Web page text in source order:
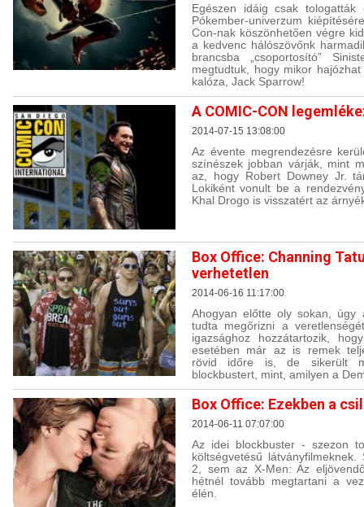
Egészen idáig csak
Pókember-univerzum
Con-nak köszönhetően végre
a kedvenc hálószövőnk
brancsba „csoportosító”
megtudtuk, hogy mikor
kalóza, Jack Sparrow!
A COMIC-CON
2014-07-15 13:08:00
Az évente megrendezésre
színészek jobban várják, mint
az, hogy Robert Downey Jr.
Lokiként vonult be a
Khal Drogo is visszatért az
Box Office: Channing
verhetetlen
2014-06-16 11:17:00
Ahogyan előtte oly sokan, úgy
tudta megőrizni a
igazsághoz hozzátartozik,
esetében már az is remek
rövid időre is, de sikerült
blockbustert, mint, amilyen a
Box Office: Ezekben a
2014-06-11 07:07:00
Az idei blockbuster - szezon
költségvetésű
2, sem az X-Men: Az
hétnél tovább megtartani a
élén.